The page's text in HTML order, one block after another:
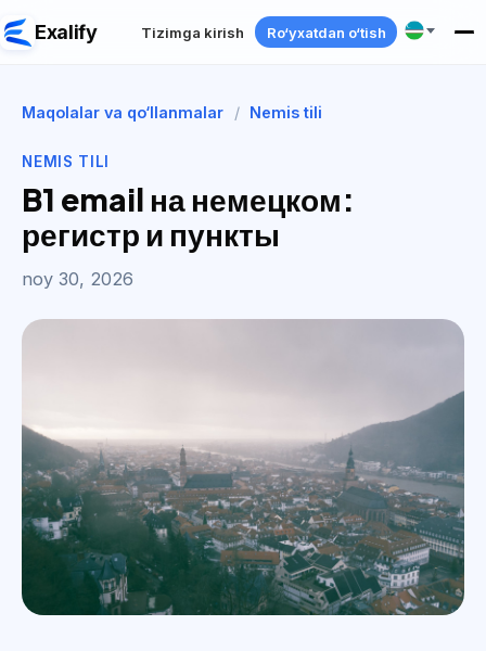
Exalify Tizimga kirish Ro‘yxatdan o‘tish
Maqolalar va qo‘llanmalar / Nemis tili
NEMIS TILI
B1 email на немецком:
регистр и пункты
noy 30, 2026